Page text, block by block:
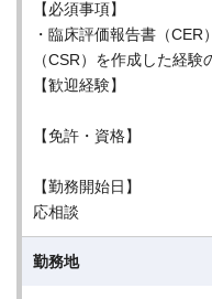
【必須事項】
・臨床評価報告書（
（CSR）を作成した経験
【歓迎経験】
【免許・資格】
【勤務開始日】
応相談
勤務地